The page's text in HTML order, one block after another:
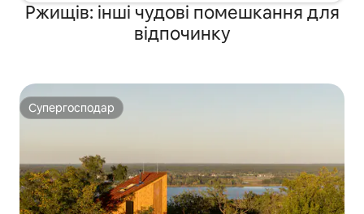
Ржищів: інші чудові помешкання для
відпочинку
Супергосподар
Супергосподар